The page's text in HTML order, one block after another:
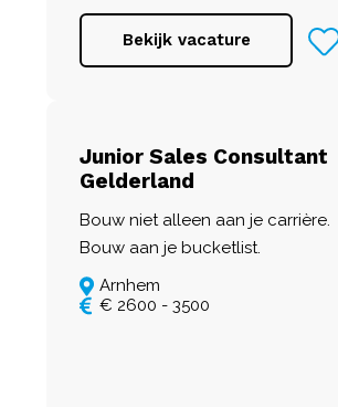
Bekijk vacature
Junior Sales Consultant
Gelderland
Bouw niet alleen aan je carrière.
Bouw aan je bucketlist.
Arnhem
€ 2600 - 3500